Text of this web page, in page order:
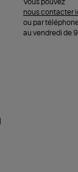
Vous pouvez
nous contacter
ou par
au vendredi de